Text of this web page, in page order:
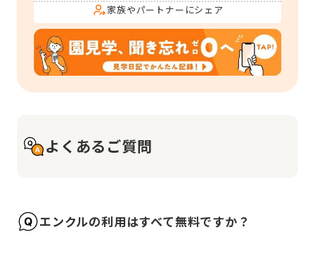
家族やパートナーにシェア
よくあるご質問
エンクルの利用はすべて無料ですか？